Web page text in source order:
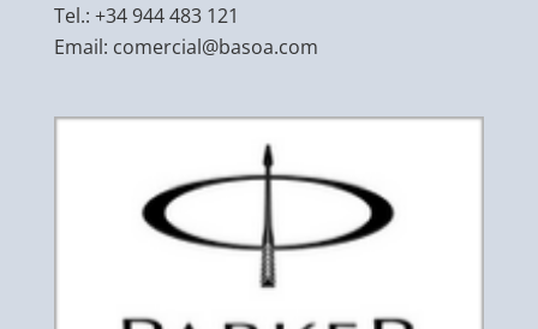
Tel.: +34 944 483 121
Email: comercial@basoa.com